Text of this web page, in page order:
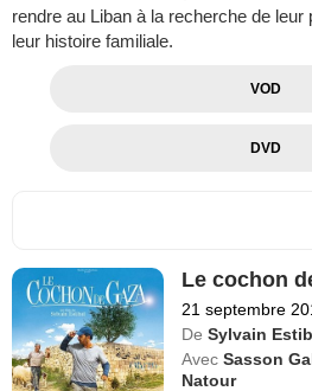
rendre au Liban à la recherche de leur
leur histoire familiale.
VOD
DVD
Le cochon
21 septembre
De Sylvain
Avec Sasson
Natour